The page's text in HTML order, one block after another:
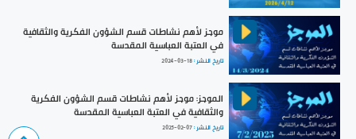
موجز لأهم نشاطات قسم الشؤون الفكرية والثقافية
في العتبة العباسية المقدسة
تاريخ النشر :2024-03-18
الموجز: موجز لأهم نشاطات قسم الشؤون الفكرية
والثقافية في العتبة العباسية المقدسة
تاريخ النشر :2025-02-07